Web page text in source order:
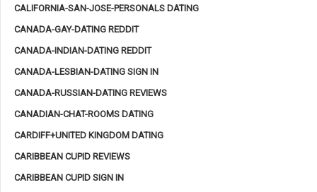
CALIFORNIA-SAN-JOSE-PERSONALS DATING
CANADA-GAY-DATING REDDIT
CANADA-INDIAN-DATING REDDIT
CANADA-LESBIAN-DATING SIGN IN
CANADA-RUSSIAN-DATING REVIEWS
CANADIAN-CHAT-ROOMS DATING
CARDIFF+UNITED KINGDOM DATING
CARIBBEAN CUPID REVIEWS
CARIBBEAN CUPID SIGN IN